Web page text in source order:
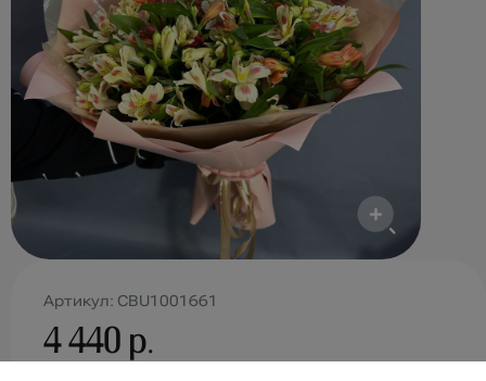
Артикул: CBU1001661
4 440 р.